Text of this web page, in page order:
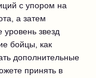
с упором на
а затем
уровень звезд
бойцы, как
дополнительные
принять в